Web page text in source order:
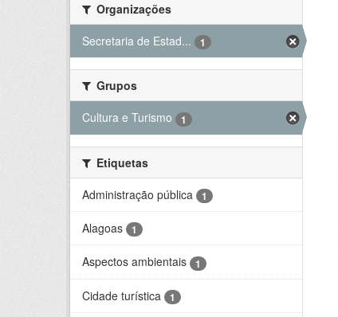
Organizações
Secretaria de Estad...
1
Grupos
Cultura e Turismo
1
Etiquetas
Administração pública
1
Alagoas 1
Aspectos ambientais 1
Cidade turística 1